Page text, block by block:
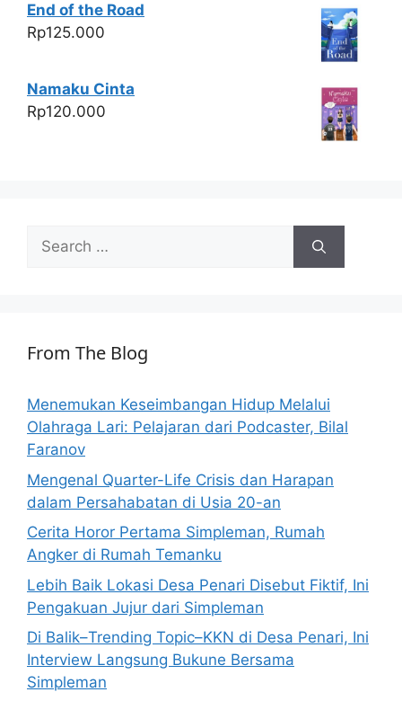
End of the Road
Rp125.000
Namaku Cinta
Rp120.000
Search
for:
From The Blog
Menemukan Keseimbangan Hidup Melalui
Olahraga Lari: Pelajaran dari Podcaster, Bilal
Faranov
Mengenal Quarter-Life Crisis dan Harapan
dalam Persahabatan di Usia 20-an
Cerita Horor Pertama Simpleman, Rumah
Angker di Rumah Temanku
Lebih Baik Lokasi Desa Penari Disebut Fiktif, Ini
Pengakuan Jujur dari Simpleman
Di Balik–Trending Topic–KKN di Desa Penari, Ini
Interview Langsung Bukune Bersama
Simpleman